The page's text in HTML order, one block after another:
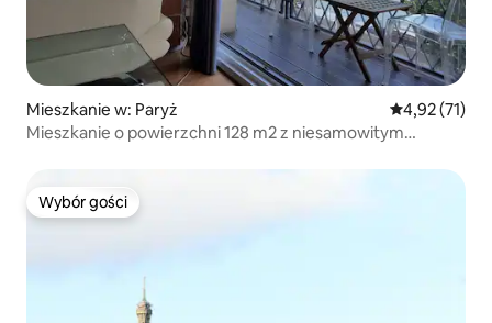
Mieszkanie w: Paryż Średnia
4,92 (71)
Mieszkanie o powierzchni 128 m2 z niesamowitym
Wybór gości
Wybór gości